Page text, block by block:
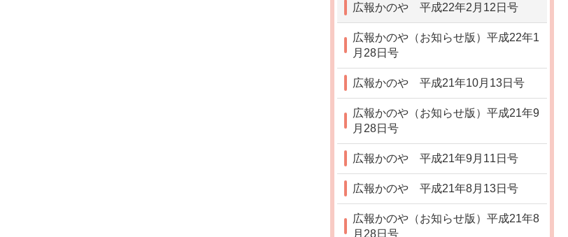
広報かのや 平成22年2月12日号
広報かのや（お知らせ版）平成22年1
月28日号
広報かのや 平成21年10月13日号
広報かのや（お知らせ版）平成21年9
月28日号
広報かのや 平成21年9月11日号
広報かのや 平成21年8月13日号
広報かのや（お知らせ版）平成21年8
月28日号